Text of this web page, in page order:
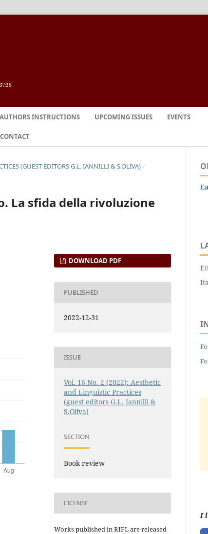
AUTHORS INSTRUCTIONS UPCOMING ISSUES EVENTS
CONTACT
(GUEST EDITORS G.L. IANNILLI & S.OLIVA) /
La sfida della rivoluzione
DOWNLOAD PDF
PUBLISHED
2022-12-31
ISSUE
Vol. 16 No. 2 (2022): Aesthetic
and Linguistic Practices
(guest editors G.L. Iannilli &
S.Oliva)
SECTION
Book review
LICENSE
Works published in RIFL are released
I